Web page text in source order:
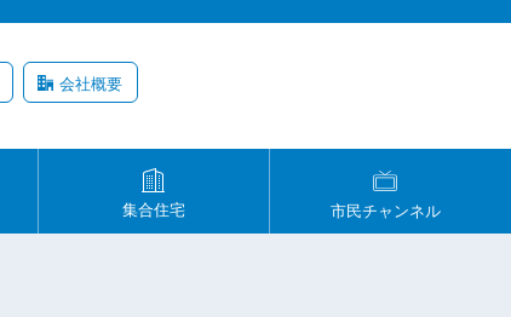
会社概要
集合住宅 市民チャンネル